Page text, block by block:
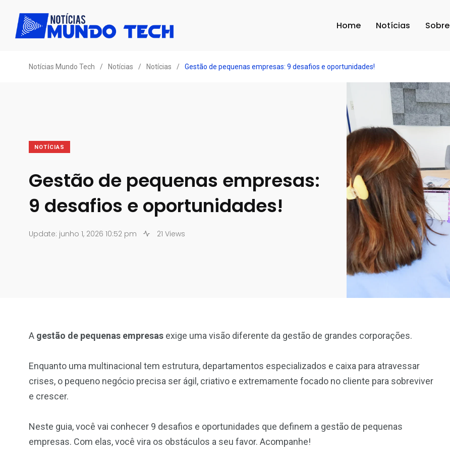
Home Notícias Sobre
Notícias Mundo Tech / Notícias / Notícias / Gestão de pequenas empresas: 9 desafios e oportunidades!
NOTÍCIAS
Gestão de pequenas empresas:
9 desafios e oportunidades!
Update: junho 1, 2026 10:52 pm 21 Views
A gestão de pequenas empresas exige uma visão diferente da gestão de grandes corporações.
Enquanto uma multinacional tem estrutura, departamentos especializados e caixa para atravessar
crises, o pequeno negócio precisa ser ágil, criativo e extremamente focado no cliente para sobreviver
e crescer.
Neste guia, você vai conhecer 9 desafios e oportunidades que definem a gestão de pequenas
empresas. Com elas, você vira os obstáculos a seu favor. Acompanhe!